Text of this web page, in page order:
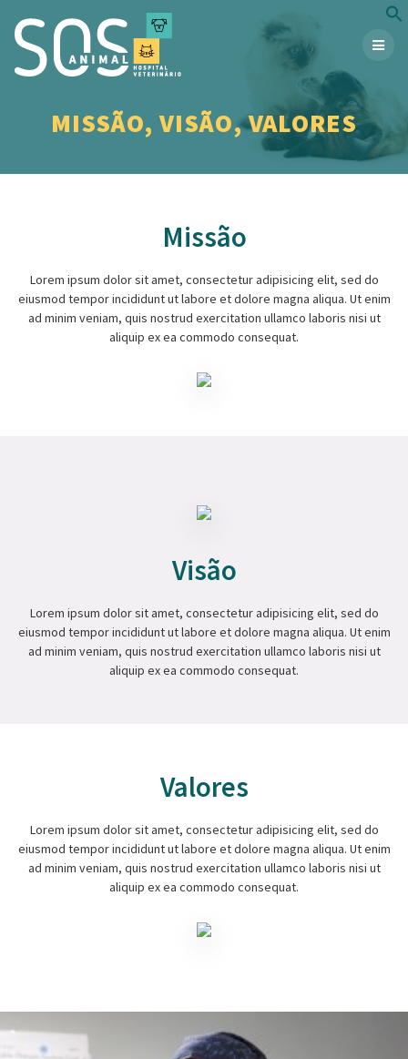
MISSÃO, VISÃO, VALORES
Missão
Lorem ipsum dolor sit amet, consectetur adipisicing elit, sed do
eiusmod tempor incididunt ut labore et dolore magna aliqua. Ut enim
ad minim veniam, quis nostrud exercitation ullamco laboris nisi ut
aliquip ex ea commodo consequat.
Visão
Lorem ipsum dolor sit amet, consectetur adipisicing elit, sed do
eiusmod tempor incididunt ut labore et dolore magna aliqua. Ut enim
ad minim veniam, quis nostrud exercitation ullamco laboris nisi ut
aliquip ex ea commodo consequat.
Valores
Lorem ipsum dolor sit amet, consectetur adipisicing elit, sed do
eiusmod tempor incididunt ut labore et dolore magna aliqua. Ut enim
ad minim veniam, quis nostrud exercitation ullamco laboris nisi ut
aliquip ex ea commodo consequat.